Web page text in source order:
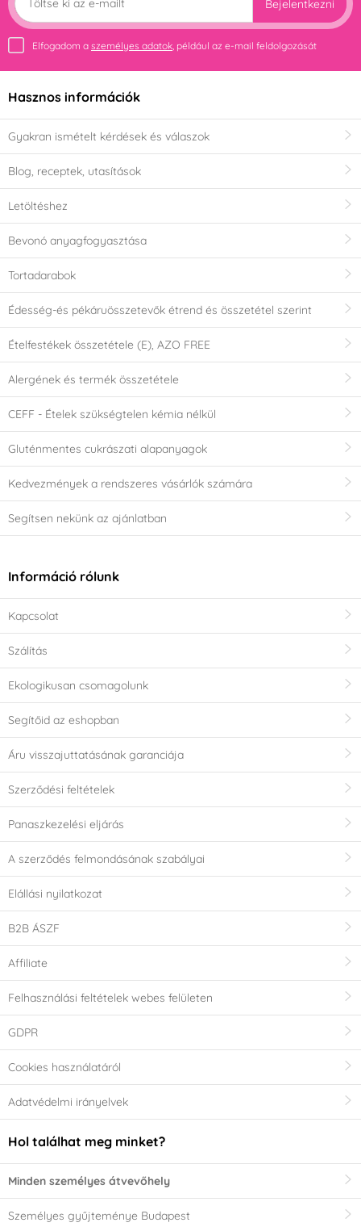
Bejelentkezni
Elfogadom a személyes adatok, például az e-mail feldolgozását
Hasznos információk
Gyakran ismételt kérdések és válaszok
Blog, receptek, utasítások
Letöltéshez
Bevonó anyagfogyasztása
Tortadarabok
Édesség-és pékáruösszetevők étrend és összetétel szerint
Ételfestékek összetétele (E), AZO FREE
Alergének és termék összetétele
CEFF - Ételek szükségtelen kémia nélkül
Gluténmentes cukrászati alapanyagok
Kedvezmények a rendszeres vásárlók számára
Segítsen nekünk az ajánlatban
Információ rólunk
Kapcsolat
Szálítás
Ekologikusan csomagolunk
Segítőid az eshopban
Áru visszajuttatásának garanciája
Szerződési feltételek
Panaszkezelési eljárás
A szerződés felmondásának szabályai
Elállási nyilatkozat
B2B ÁSZF
Affiliate
Felhasználási feltételek webes felületen
GDPR
Cookies használatáról
Adatvédelmi irányelvek
Hol találhat meg minket?
Minden személyes átvevőhely
Személyes gyűjteménye Budapest